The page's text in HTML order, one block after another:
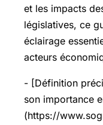
et les impacts
législatives, ce
éclairage
acteurs
- [Définition
son importance
(https://